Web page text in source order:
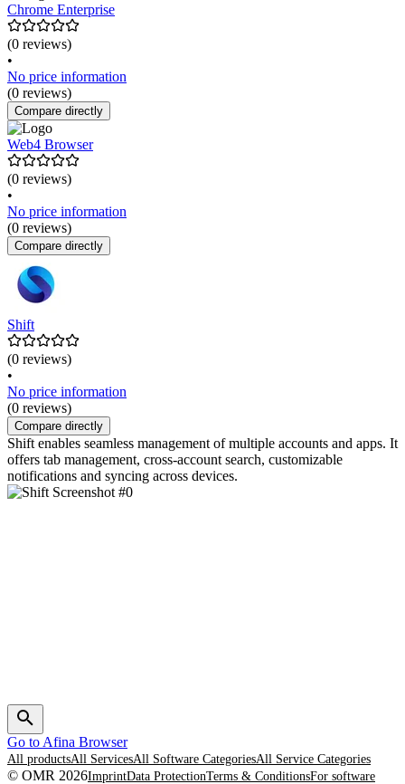
Chrome Enterprise
(0 reviews)
•
No price information
(0 reviews)
Compare directly
Web4 Browser
(0 reviews)
•
No price information
(0 reviews)
Compare directly
Shift
(0 reviews)
•
No price information
(0 reviews)
Compare directly
Shift enables seamless management of multiple accounts and apps. It
offers tab management, cross-account search, customizable
notifications and syncing across devices.
Go to Afina Browser
All productsAll ServicesAll Software CategoriesAll Service Categories
© OMR 2026ImprintData ProtectionTerms & ConditionsFor software